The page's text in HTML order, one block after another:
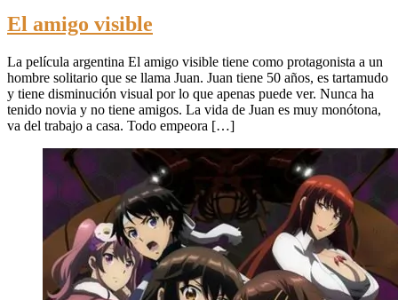
El amigo visible
La película argentina El amigo visible tiene como protagonista a un
hombre solitario que se llama Juan. Juan tiene 50 años, es tartamudo
y tiene disminución visual por lo que apenas puede ver. Nunca ha
tenido novia y no tiene amigos. La vida de Juan es muy monótona,
va del trabajo a casa. Todo empeora […]